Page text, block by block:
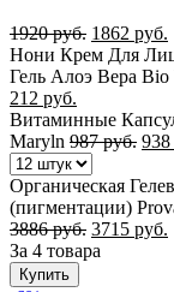
1920руб. 1862 руб.
Нони Крем Для
Гель Алоэ Вера
212 руб.
Витаминные
Maryln 987руб. 938
Органическая
(пигментации)
3886руб. 3715 руб.
За 4 товара
Купить